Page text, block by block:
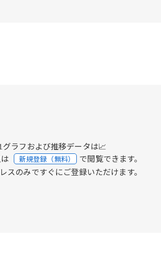
グラフおよび推移データは📈
新規登録（無料） で閲覧できます。
スのみですぐにご登録いただけます。